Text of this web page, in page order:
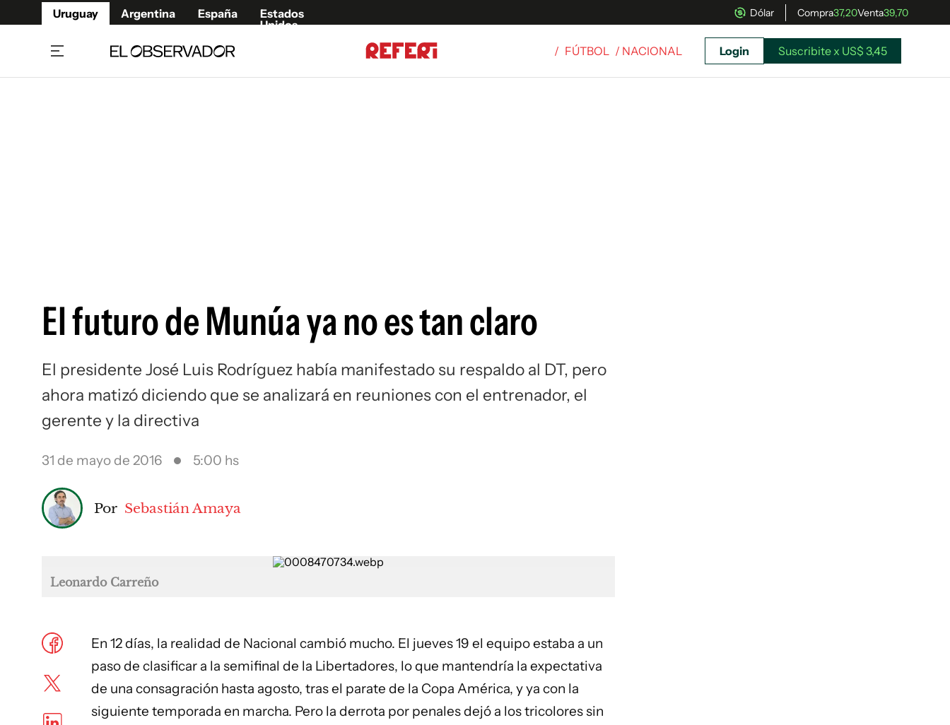
Uruguay Argentina España
Estados
Unidos
Dólar Compra37,20Venta39,70
/ FÚTBOL / NACIONAL Login Suscribite x US$ 3,45
El futuro de Munúa ya no es tan claro
El presidente José Luis Rodríguez había manifestado su respaldo al DT, pero
ahora matizó diciendo que se analizará en reuniones con el entrenador, el
gerente y la directiva
31 de mayo de 2016 5:00 hs
Por Sebastián Amaya
Leonardo Carreño
En 12 días, la realidad de Nacional cambió mucho. El jueves 19 el equipo estaba a un
paso de clasificar a la semifinal de la Libertadores, lo que mantendría la expectativa
de una consagración hasta agosto, tras el parate de la Copa América, y ya con la
siguiente temporada en marcha. Pero la derrota por penales dejó a los tricolores sin